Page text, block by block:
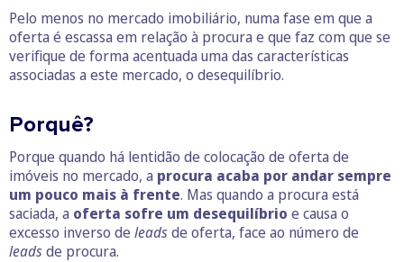
Pelo menos no mercado imobiliário, numa fase em que a
oferta é escassa em relação à procura e que faz com que se
verifique de forma acentuada uma das características
associadas a este mercado, o desequilíbrio.
Porquê?
Porque quando há lentidão de colocação de oferta de
imóveis no mercado, a procura acaba por andar sempre
um pouco mais à frente. Mas quando a procura está
saciada, a oferta sofre um desequilíbrio e causa o
excesso inverso de leadsde oferta, face ao número de
leadsde procura.